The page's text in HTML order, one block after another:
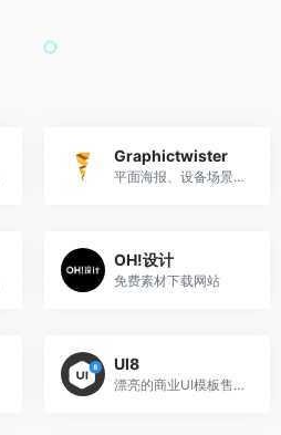
Graphictwister
平面海报、设备场景模板下载
OH!设计
免费素材下载网站
UI8
漂亮的商业UI模板售卖平台